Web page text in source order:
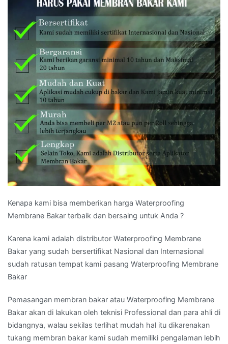
Kenapa kami bisa memberikan harga Waterproofing
Membrane Bakar terbaik dan bersaing untuk Anda ?
Karena kami adalah distributor Waterproofing Membrane
Bakar yang sudah bersertifikat Nasional dan Internasional
sudah ratusan tempat kami pasang Waterproofing Membrane
Bakar
Pemasangan membran bakar atau Waterproofing Membrane
Bakar akan di lakukan oleh teknisi Professional dan para ahli di
bidangnya, walau sekilas terlihat mudah hal itu dikarenakan
tukang membran bakar kami sudah memiliki pengalaman lebih